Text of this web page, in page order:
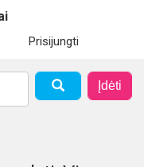
Prisijungti
Įdėti